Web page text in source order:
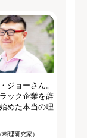
ジョーさん。
ック企業を辞
めた本当の理
理研究家）